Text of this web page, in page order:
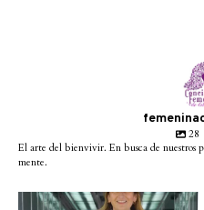
28
El arte del bienvivir. En busca de nuestros
mente.